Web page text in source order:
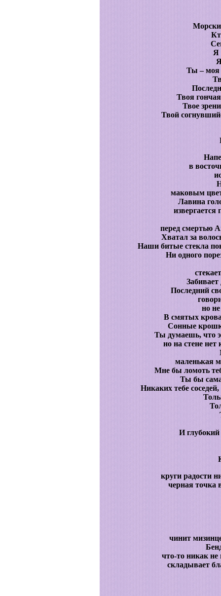
Я
Ты – моя
Твоя
Твое
Твой
в
маковым
Лавина
перед смертью
Хватал за
Наши битые стекла
Ни одного
Последний
но
В смятых
Сонные
Ты думаешь, что
но на стене
маленькая
Мне бы ломоть
Ты бы
Никаких тебе
И
круги радости
черная точка
чинит
что-то никак не
складывает